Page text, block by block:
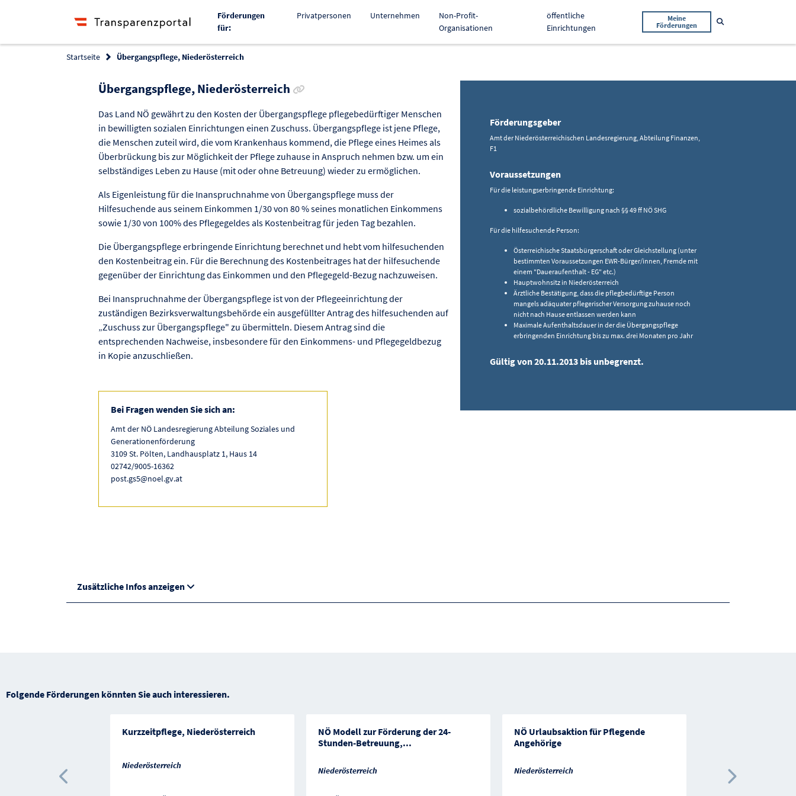
Förderungen
für:
Privatpersonen Unternehmen
Non-Profit-
Organisationen
öffentliche
Einrichtungen
Meine
Förderungen
Startseite Übergangspflege, Niederösterreich
Übergangspflege, Niederösterreich Link zur Förderung kopieren
Das Land NÖ gewährt zu den Kosten der Übergangspflege pflegebedürftiger Menschen
in bewilligten sozialen Einrichtungen einen Zuschuss. Übergangspflege ist jene Pflege,
die Menschen zuteil wird, die vom Krankenhaus kommend, die Pflege eines Heimes als
Überbrückung bis zur Möglichkeit der Pflege zuhause in Anspruch nehmen bzw. um ein
selbständiges Leben zu Hause (mit oder ohne Betreuung) wieder zu ermöglichen.
Als Eigenleistung für die Inanspruchnahme von Übergangspflege muss der
Hilfesuchende aus seinem Einkommen 1/30 von 80 % seines monatlichen Einkommens
sowie 1/30 von 100% des Pflegegeldes als Kostenbeitrag für jeden Tag bezahlen.
Die Übergangspflege erbringende Einrichtung berechnet und hebt vom hilfesuchenden
den Kostenbeitrag ein. Für die Berechnung des Kostenbeitrages hat der hilfesuchende
gegenüber der Einrichtung das Einkommen und den Pflegegeld-Bezug nachzuweisen.
Bei Inanspruchnahme der Übergangspflege ist von der Pflegeeinrichtung der
zuständigen Bezirksverwaltungsbehörde ein ausgefüllter Antrag des hilfesuchenden auf
„Zuschuss zur Übergangspflege" zu übermitteln. Diesem Antrag sind die
entsprechenden Nachweise, insbesondere für den Einkommens- und Pflegegeldbezug
in Kopie anzuschließen.
Bei Fragen wenden Sie sich an:
Amt der NÖ Landesregierung Abteilung Soziales und
Generationenförderung
3109 St. Pölten, Landhausplatz 1, Haus 14
02742/9005-16362
post.gs5@noel.gv.at
Förderungsgeber
Amt der Niederösterreichischen Landesregierung, Abteilung Finanzen,
F1
Voraussetzungen
Für die leistungserbringende Einrichtung:
sozialbehördliche Bewilligung nach §§ 49 ff NÖ SHG
Für die hilfesuchende Person:
Österreichische Staatsbürgerschaft oder Gleichstellung (unter
bestimmten Voraussetzungen EWR-Bürger/innen, Fremde mit
einem "Daueraufenthalt - EG" etc.)
Hauptwohnsitz in Niederösterreich
Ärztliche Bestätigung, dass die pflegbedürftige Person
mangels adäquater pflegerischer Versorgung zuhause noch
nicht nach Hause entlassen werden kann
Maximale Aufenthaltsdauer in der die Übergangspflege
erbringenden Einrichtung bis zu max. drei Monaten pro Jahr
Gültig von 20.11.2013 bis unbegrenzt.
Zusätzliche Infos anzeigen
Folgende Förderungen könnten Sie auch interessieren.
Kurzzeitpflege, Niederösterreich
Niederösterreich
NÖ Modell zur Förderung der 24-
Stunden-Betreuung,...
Niederösterreich
NÖ Urlaubsaktion für Pflegende
Angehörige
Niederösterreich
Vorherige Förderung Nächste